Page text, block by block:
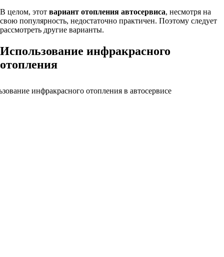
В целом, этот вариант отопления автосервиса, несмотря на
свою популярность, недостаточно практичен. Поэтому следует
рассмотреть другие варианты.
Использование инфракрасного
отопления